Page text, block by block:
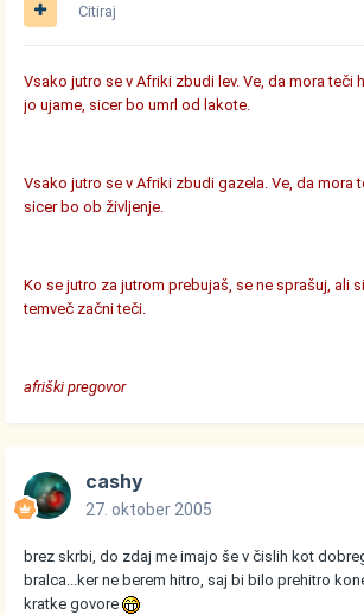
Citiraj
Vsako jutro se v Afriki zbudi lev. Ve, da mora teči
jo ujame, sicer bo umrl od lakote.
Vsako jutro se v Afriki zbudi gazela. Ve, da mora
sicer bo ob življenje.
Ko se jutro za jutrom prebujaš, se ne sprašuj, ali
temveč začni teči.
afriški pregovor
cashy
27. oktober 2005
brez skrbi, do zdaj me imajo še v čislih kot
bralca...ker ne berem hitro, saj bi bilo prehitro
kratke govore